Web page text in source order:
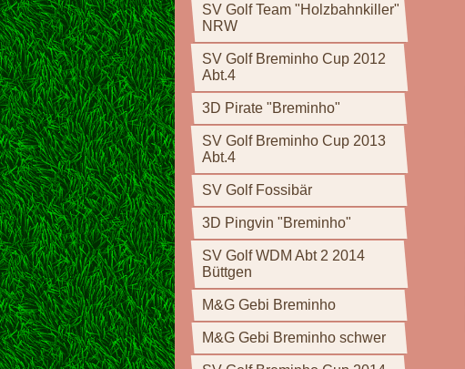
SV Golf Team "Holzbahnkiller"
NRW
SV Golf Breminho Cup 2012
Abt.4
3D Pirate "Breminho"
SV Golf Breminho Cup 2013
Abt.4
SV Golf Fossibär
3D Pingvin "Breminho"
SV Golf WDM Abt 2 2014
Büttgen
M&G Gebi Breminho
M&G Gebi Breminho schwer